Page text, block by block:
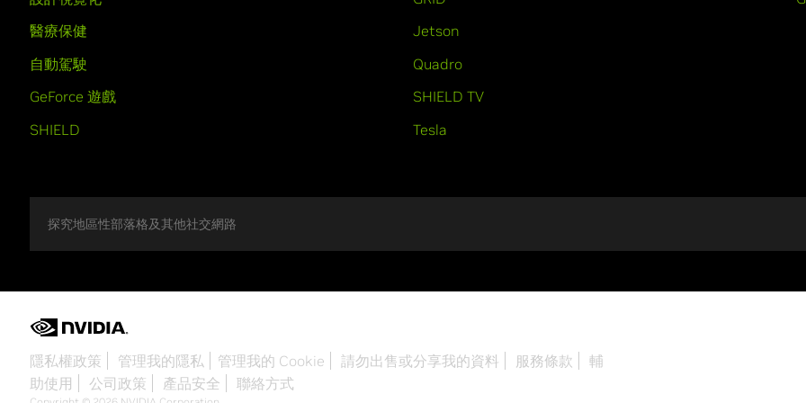
醫療保健
自動駕駛
GeForce 遊戲
SHIELD
Jetson
Quadro
SHIELD TV
Tesla
探究地區性部落格及其他社交網路
隱私權政策 管理我的隱私 管理我的 Cookie 請勿出售或分享我的資料 服務條款
輔
助使用
公司政策 產品安全 聯絡方式